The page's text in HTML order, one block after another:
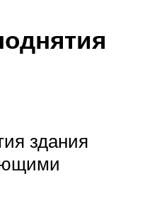
здания